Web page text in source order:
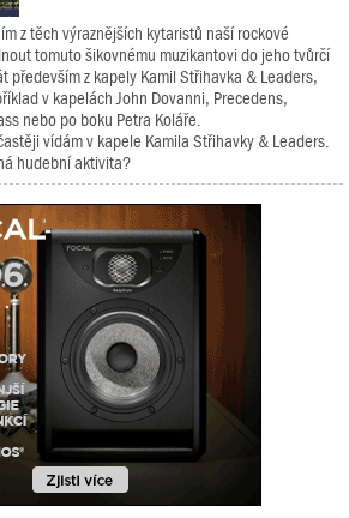
z těch výraznějších kytaristů naší rockové
tomuto šikovnému muzikantovi do jeho tvůrčí
především z kapely Kamil Střihavka & Leaders,
v kapelách John Dovanni, Precedens,
nebo po boku Petra Koláře.
vídám v kapele Kamila Střihavky & Leaders.
hudební aktivita?